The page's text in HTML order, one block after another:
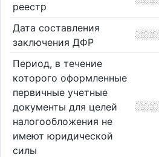
реестр
Дата составления
заключения ДФР
Период, в течение
которого оформленные
первичные учетные
документы для целей
налогообложения не
имеют юридической
силы